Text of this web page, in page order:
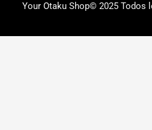
Your Otaku Shop© 2025 Todos